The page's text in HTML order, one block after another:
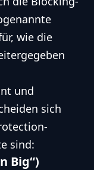
wie die
und
sich
sind:
Big“)